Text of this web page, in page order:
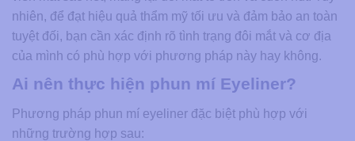
nhiên, để đạt hiệu quả thẩm mỹ tối ưu và đảm bảo an toàn
tuyệt đối, bạn cần xác định rõ tình trạng đôi mắt và cơ địa
của mình có phù hợp với phương pháp này hay không.
Ai nên thực hiện phun mí Eyeliner?
Phương pháp phun mí eyeliner đặc biệt phù hợp với
những trường hợp sau: